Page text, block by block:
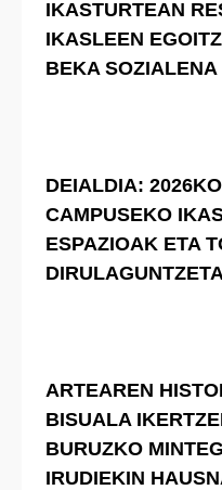
IKASTURTEAN
IKASLEEN
BEKA SOZIALENA
DEIALDIA:
CAMPUSEKO
ESPAZIOAK ETA
ARTEAREN
BISUALA
BURUZKO
IRUDIEKIN